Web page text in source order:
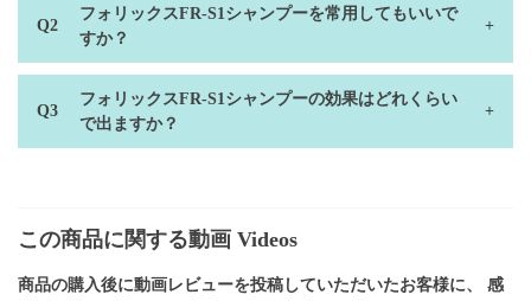
フォリックスFR-S1シャンプーを常用してもいいで
すか？
フォリックスFR-S1シャンプーの効果はどれくらい
で出ますか？
この商品に関する動画 Videos
商品の購入後に動画レビューを投稿していただいたお客様に、 感